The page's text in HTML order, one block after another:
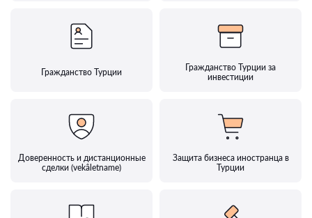
Гражданство Турции
Гражданство Турции за
инвестиции
Доверенность и дистанционные
сделки (vekâletname)
Защита бизнеса иностранца в
Турции